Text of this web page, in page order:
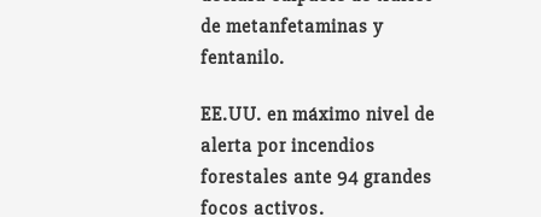
de metanfetaminas y
fentanilo.
EE.UU. en máximo nivel de
alerta por incendios
forestales ante 94 grandes
focos activos.